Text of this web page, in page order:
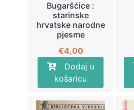
Bugaršćice :
starinske
hrvatske narodne
pjesme
€4,00
Dodaj u
košaricu